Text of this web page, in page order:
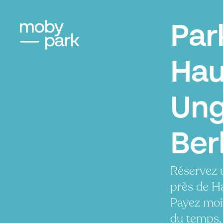
Réservez
près de
Payez
du